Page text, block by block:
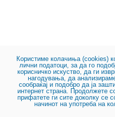
Користиме колачиња (cookies)
лични податоци, за да го
корисничко искуство, да ги
нагодувања, да
сообраќај и подобро да ја
интернет страна. Продолжете
прифатете ги сите доколку се
начинот на употреба на